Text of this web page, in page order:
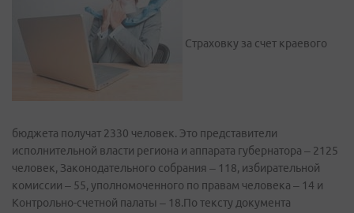
Страховку за счет краевого
бюджета получат 2330 человек. Это представители
исполнительной власти региона и аппарата губернатора – 2125
человек, Законодательного собрания – 118, избирательной
комиссии – 55, уполномоченного по правам человека – 14 и
Контрольно-­счетной палаты – 18.По тексту документа